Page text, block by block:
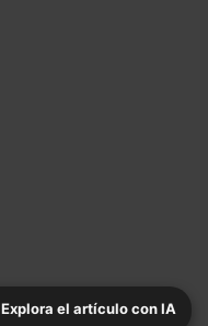
Explora el artículo con IA